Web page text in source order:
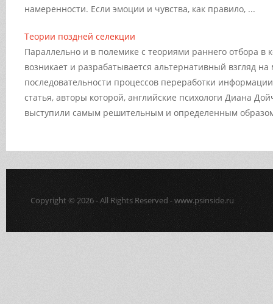
намеренности. Если эмоции и чувства, как правило, ...
Теории поздней селекции
Параллельно и в полемике с теориями раннего отбора в
возникает и разрабатывается альтернативный взгляд на
последовательности процессов переработки
статья, авторы которой, английские психологи Диана
выступили самым решительным и определенным
Copyright © 2026 - All Rights Reserved - www.psinside.ru